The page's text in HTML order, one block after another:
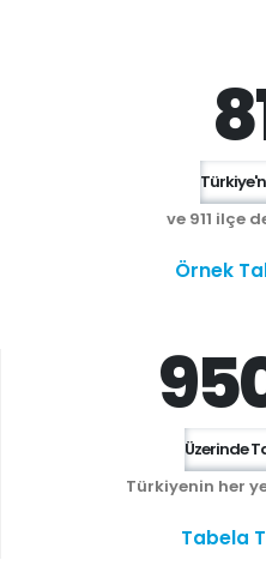
ve 911 ilçe
Örnek
Üzerinde
Türkiyenin her
Tabela